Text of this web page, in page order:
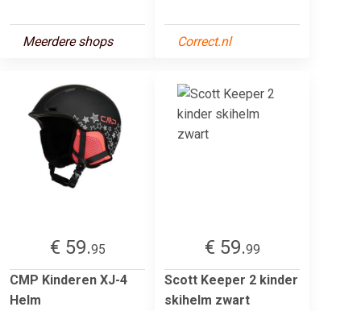
Meerdere shops Correct.nl
€ 59.95
CMP Kinderen XJ-4
Helm
€ 59.99
Scott Keeper 2 kinder
skihelm zwart